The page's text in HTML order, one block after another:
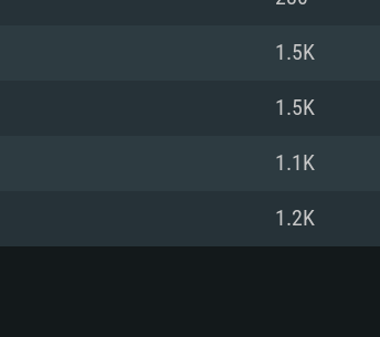
터넷
(최소 클라이언트)
상도: 720p
터넷
(최소 클라이언트)
만; 최소사양 지원 해상도
1.5K
1.5K
1.1K
1.2K